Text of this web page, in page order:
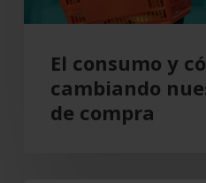
compra
El consumo y
cambiando
de compra